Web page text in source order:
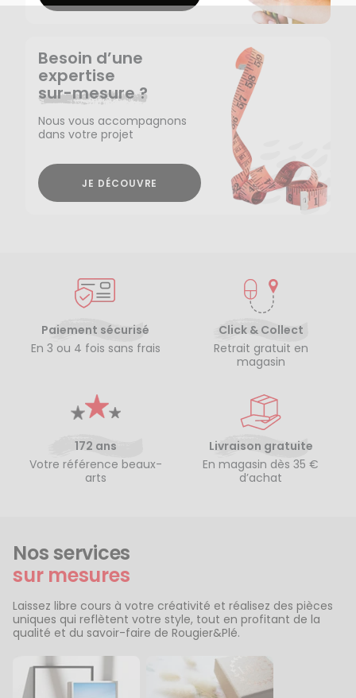
Besoin d’une
expertise
sur-mesure ?
Nous vous accompagnons
dans votre projet
JE DÉCOUVRE
Paiement sécurisé
En 3 ou 4 fois sans frais
Click & Collect
Retrait gratuit en
magasin
172 ans
Votre référence beaux-
arts
Livraison gratuite
En magasin dès 35 €
d’achat
Nos services
sur mesures
Laissez libre cours à votre créativité et réalisez des pièces
uniques qui reflètent votre style, tout en profitant de la
qualité et du savoir-faire de Rougier&Plé.